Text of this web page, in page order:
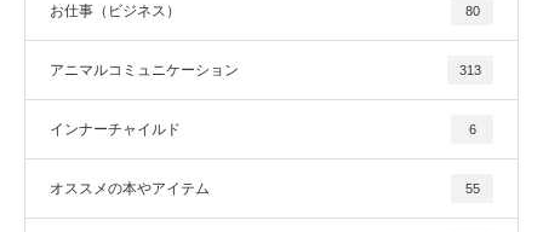
お仕事（ビジネス） 80
アニマルコミュニケーション 313
インナーチャイルド 6
オススメの本やアイテム 55